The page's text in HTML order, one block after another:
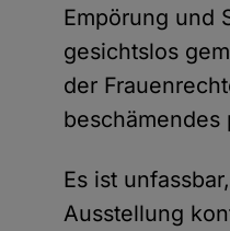
Empörung und
gesichtslos
der
beschämendes
Es ist
Ausstellung